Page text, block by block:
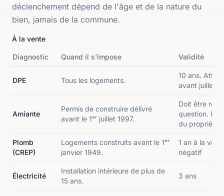
déclenchement dépend de l'âge et de la nature du
bien, jamais de la commune.
À la vente
Diagnostic Quand il s'impose Validité
DPE Tous les logements.
10 ans.
avant juillet
Amiante
Permis de construire délivré
avant le 1ᵉʳ juillet 1997.
Doit être
question. Il
du
Plomb
(CREP)
Logements construits avant le 1ᵉʳ
janvier 1949.
1 an à la
négatif
Électricité
Installation intérieure de plus de
15 ans.
3 ans